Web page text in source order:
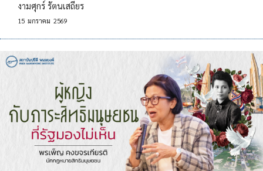
งามศุกร์ รัตนเสถียร
15 มกราคม 2569